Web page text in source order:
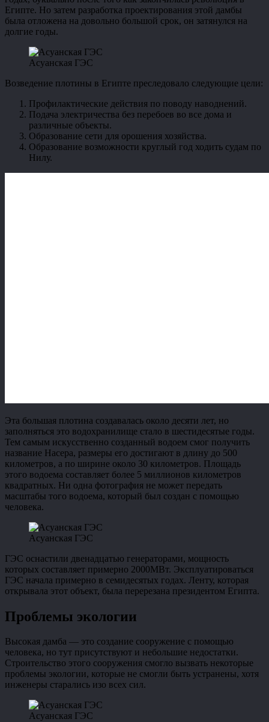
Египте. Но затем разработка проектирования этой дамбы
была отложена на довольно большой срок, он затянулся на
долгие годы.
Асуанская ГЭС
Возведение плотины в Египте преследовало следующие цели:
Профилактические действия по поводу наводнений.
Подача электричества без перебоев во все дома и
различные объекты.
Образование сети для орошения хозяйства.
Образование возможности круглый год ходить судам по
Нилу.
Эта большая плотина создавалась около десяти лет, но
заполняться это водохранилище стало в шестидесятые годы.
Тем самым искусственно созданный водоем смог получить
название Насера, размеры его достигают в длину до 500
километров, а по ширине около 30 километров. Площадь
этого водоема составляет более 5 миллионов километров
квадратных. Ни одна фотография не может передать
масштабы того водоема, который был создан с помощью
человека.
Асуанская ГЭС
ГЭС оснастили двенадцатью генераторами, мощность
которых составляет примерно 2000МВт. Эксплуатироваться
ГЭС начала примерно в семидесятых годах. Ленту, которая
открывала этот объект, была перерезана президентом Египта.
Проблемы экологии
Высокая дамба — это создание сооружение с помощью
человека, но тут присутствуют и небольшие недостатки.
Строительство этого сооружения смогло вызвать некоторые
проблемы экологии, которые не смогли быть устранены, хотя
инженеры старались изо всех сил.
Асуанская ГЭС